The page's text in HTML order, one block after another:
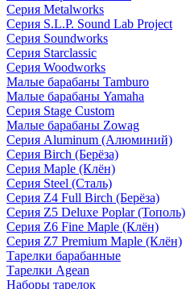
Серия Metalworks
Серия S.L.P. Sound Lab Project
Серия Soundworks
Серия Starclassic
Серия Woodworks
Малые барабаны Tamburo
Малые барабаны Yamaha
Серия Stage Custom
Малые барабаны Zowag
Серия Aluminum (Алюминий)
Серия Birch (Берёза)
Серия Maple (Клён)
Серия Steel (Сталь)
Серия Z4 Full Birch (Берёза)
Серия Z5 Deluxe Poplar (Тополь)
Серия Z6 Fine Maple (Клён)
Серия Z7 Premium Maple (Клён)
Тарелки барабанные
Тарелки Agean
Наборы тарелок